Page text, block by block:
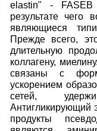
elastin" -
результате чего
являющиеся
Прежде всего,
длительную
коллагену,
связаны с
ускорением
сетей,
Антигликирующий
продукты